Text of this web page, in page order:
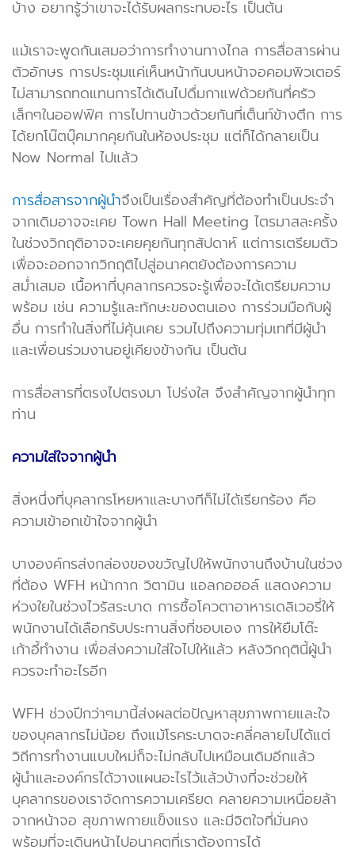
บ้าง อยากรู้ว่าเขาจะได้รับผลกระทบอะไร เป็นต้น
แม้เราจะพูดกันเสมอว่าการทำงานทางไกล การสื่อสารผ่าน
ตัวอักษร การประชุมแค่เห็นหน้ากันบนหน้าจอคอมพิวเตอร์
ไม่สามารถทดแทนการได้เดินไปดื่มกาแฟด้วยกันที่ครัว
เล็กๆในออฟฟิศ การไปทานข้าวด้วยกันที่เต็นท์ข้างตึก การ
ได้ยกโน๊ตบุ๊คมากคุยกันในห้องประชุม แต่ก็ได้กลายเป็น
Now Normal ไปแล้ว
การสื่อสารจากผู้นำจึงเป็นเรื่องสำคัญที่ต้องทำเป็นประจำ
จากเดิมอาจจะเคย Town Hall Meeting ไตรมาสละครั้ง
ในช่วงวิกฤติอาจจะเคยคุยกันทุกสัปดาห์ แต่การเตรียมตัว
เพื่อจะออกจากวิกฤติไปสู่อนาคตยังต้องการความ
สม่ำเสมอ เนื้อหาที่บุคลากรควรจะรู้เพื่อจะได้เตรียมความ
พร้อม เช่น ความรู้และทักษะของตนเอง การร่วมมือกับผู้
อื่น การทำในสิ่งที่ไม่คุ้นเคย รวมไปถึงความทุ่มเทที่มีผู้นำ
และเพื่อนร่วมงานอยู่เคียงข้างกัน เป็นต้น
การสื่อสารที่ตรงไปตรงมา โปร่งใส จึงสำคัญจากผู้นำทุก
ท่าน
ความใส่ใจจากผู้นำ
สิ่งหนึ่งที่บุคลากรโหยหาและบางทีก็ไม่ได้เรียกร้อง คือ
ความเข้าอกเข้าใจจากผู้นำ
บางองค์กรส่งกล่องของขวัญไปให้พนักงานถึงบ้านในช่วง
ที่ต้อง WFH หน้ากาก วิตามิน แอลกอฮอล์ แสดงความ
ห่วงใยในช่วงไวรัสระบาด การซื้อโควตาอาหารเดลิเวอรี่ให้
พนักงานได้เลือกรับประทานสิ่งที่ชอบเอง การให้ยืมโต๊ะ
เก้าอี้ทำงาน เพื่อส่งความใส่ใจไปให้แล้ว หลังวิกฤตินี้ผู้นำ
ควรจะทำอะไรอีก
WFH ช่วงปีกว่าๆมานี้ส่งผลต่อปัญหาสุขภาพกายและใจ
ของบุคลากรไม่น้อย ถึงแม้โรคระบาดจะคลี่คลายไปได้แต่
วิถีการทำงานแบบใหม่ก็จะไม่กลับไปเหมือนเดิมอีกแล้ว
ผู้นำและองค์กรได้วางแผนอะไรไว้แล้วบ้างที่จะช่วยให้
บุคลากรของเราจัดการความเครียด คลายความเหนื่อยล้า
จากหน้าจอ สุขภาพกายแข็งแรง และมีจิตใจที่มั่นคง
พร้อมที่จะเดินหน้าไปอนาคตที่เราต้องการได้